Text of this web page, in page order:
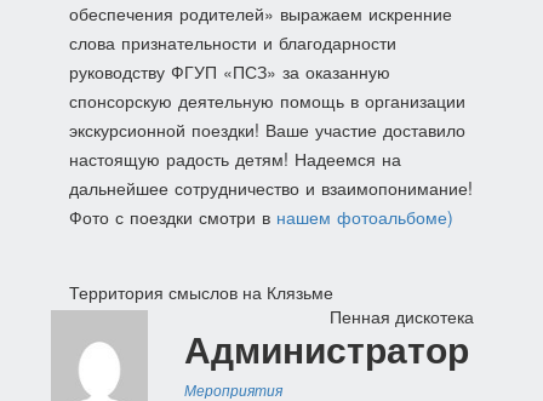
обеспечения родителей» выражаем искренние
слова признательности и благодарности
руководству ФГУП «ПСЗ» за оказанную
спонсорскую деятельную помощь в организации
экскурсионной поездки! Ваше участие доставило
настоящую радость детям! Надеемся на
дальнейшее сотрудничество и взаимопонимание!
Фото с поездки смотри в нашем фотоальбоме)
Навигация
по
записям
Территория смыслов на Клязьме
Пенная дискотека
Администратор
Мероприятия